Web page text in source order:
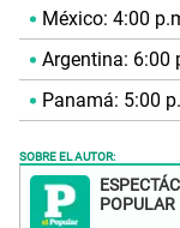
México: 4:00
Argentina: 6:00
Panamá: 5:00
SOBRE EL AUTOR:
POPULAR